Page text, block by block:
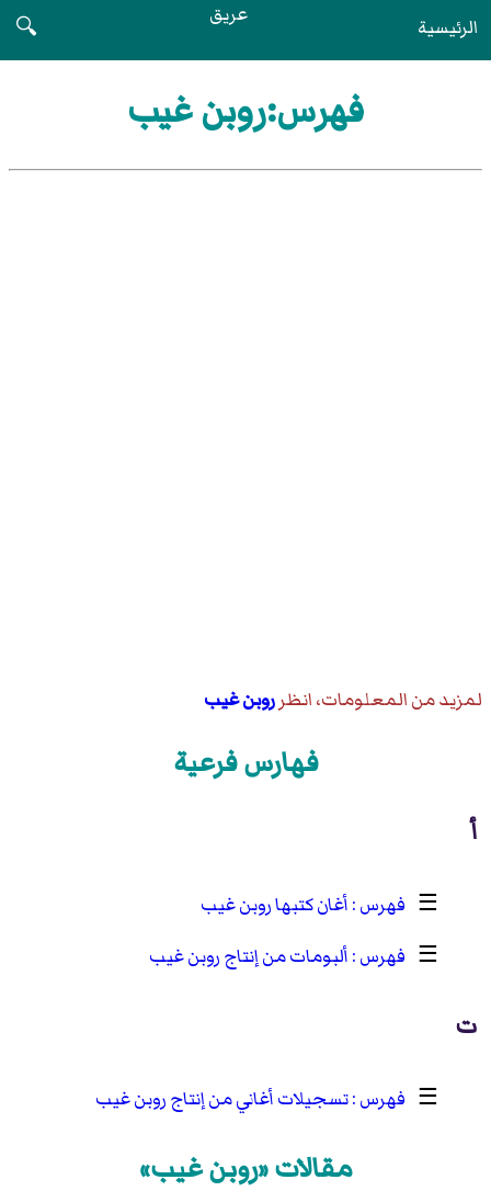
الرئيسية عريق
🔍
فهرس:روبن غيب
لمزيد من المعلومات، انظرروبن غيب
فهارس فرعية
أ
☰
أغان كتبها روبن غيب
☰
ألبومات من إنتاج روبن غيب
ت
☰ تسجيلات أغاني من إنتاج روبن غيب
مقالات «روبن غيب»